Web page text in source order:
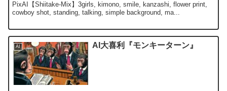
PixAI【Shiitake-Mix】3girls, kimono, smile, kanzashi, flower print,
cowboy shot, standing, talking, simple background, ma...
AI AI大喜利『モンキーターン』